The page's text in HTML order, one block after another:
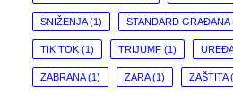
SNIŽENJA(1) STANDARD GRAĐANA
TIK TOK (1) TRIJUMF (1)
ZABRANA(1) ZARA(1) ZAŠTITA